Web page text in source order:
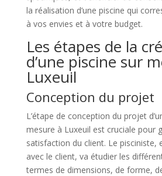
la réalisation d’une piscine qui
à vos envies et à votre budget.
Les étapes de la
d’une piscine sur
Luxeuil
Conception du projet
L’étape de conception du projet
mesure à Luxeuil est cruciale pour
satisfaction du client. Le pisciniste,
avec le client, va étudier les
termes de dimensions, de forme,